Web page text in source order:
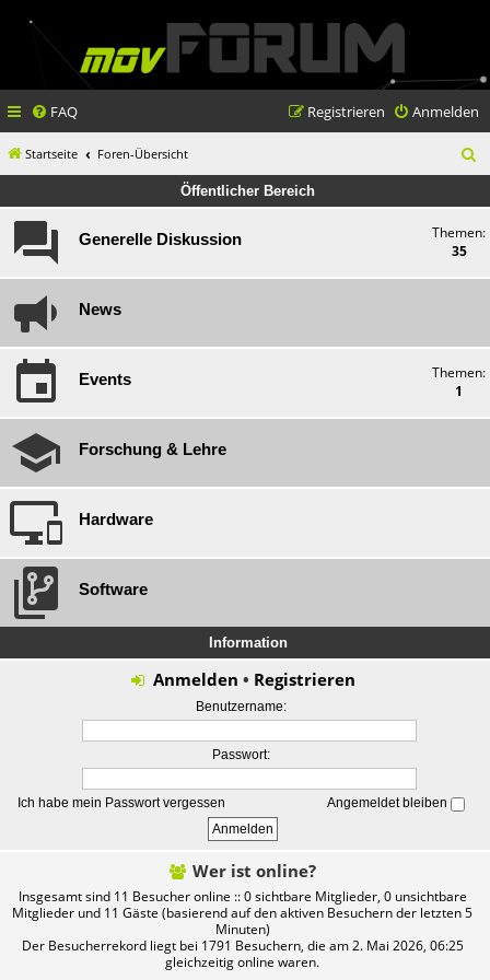
FAQ Anmelden
Registrieren
Startseite Foren-Übersicht
e
Öffentlicher Bereich
Generelle Diskussion
Themen:
35
News
Events
Themen:
1
Forschung & Lehre
Hardware
Software
Information
Anmelden • Registrieren
Benutzername:
Passwort:
Ich habe mein Passwort vergessen Angemeldet bleiben
Wer ist online?
Insgesamt sind 11 Besucher online :: 0 sichtbare Mitglieder, 0 unsichtbare
Mitglieder und 11 Gäste (basierend auf den aktiven Besuchern der letzten 5
Minuten)
Der Besucherrekord liegt bei 1791 Besuchern, die am 2. Mai 2026, 06:25
gleichzeitig online waren.